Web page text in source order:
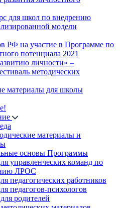
для школ по внедрению
модели
РФ на участие в Программе по
потенциала 2021
личности» –
методических
материалы для школы
материалы и
основы Программы
управленческих команд по
ЛРОС
педагогических работников
педагогов-психологов
родителей